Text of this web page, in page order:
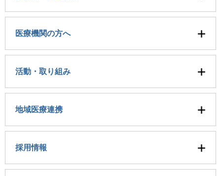
医療機関の方へ
活動・取り組み
地域医療連携
採用情報